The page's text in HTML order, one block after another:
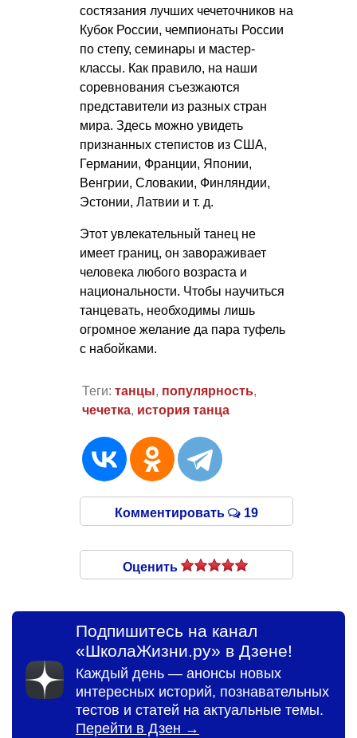
состязания лучших чечеточников на
Кубок России, чемпионаты России
по степу, семинары и мастер-
классы. Как правило, на наши
соревнования съезжаются
представители из разных стран
мира. Здесь можно увидеть
признанных степистов из США,
Германии, Франции, Японии,
Венгрии, Словакии, Финляндии,
Эстонии, Латвии и т. д.
Этот увлекательный танец не
имеет границ, он завораживает
человека любого возраста и
национальности. Чтобы научиться
танцевать, необходимы лишь
огромное желание да пара туфель
с набойками.
Теги: танцы, популярность,
чечетка, история танца
Комментировать 19
Оценить
Подпишитесь на канал
«ШколаЖизни.ру» в Дзене!
Каждый день — анонсы новых
интересных историй, познавательных
тестов и статей на актуальные темы.
Перейти в Дзен →